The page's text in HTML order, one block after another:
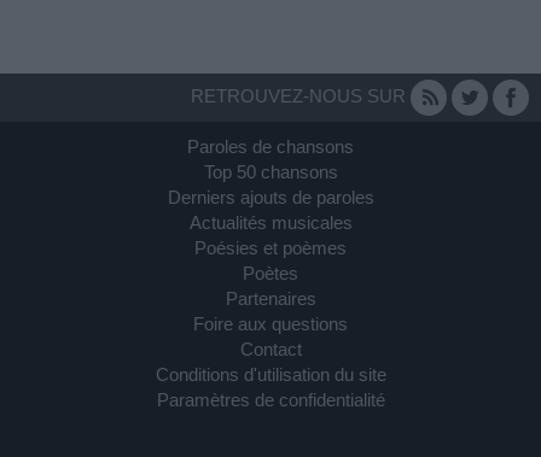
RETROUVEZ-NOUS SUR
Paroles de chansons
Top 50 chansons
Derniers ajouts de paroles
Actualités musicales
Poésies et poèmes
Poètes
Partenaires
Foire aux questions
Contact
Conditions d'utilisation du site
Paramètres de confidentialité